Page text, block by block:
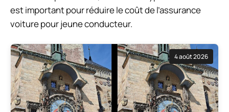
est important pour réduire le coût de l’assurance
voiture pour jeune conducteur.
4 août 2026